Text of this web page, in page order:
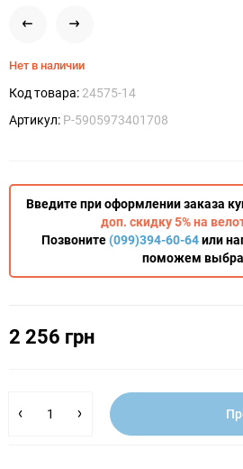
Нет в наличии
Код товара: 24575-14
Артикул: P-5905973401708
Введите при оформлении заказа
доп. скидку 5% на
Позвоните(099)394-60-64или
поможем
2 256 грн